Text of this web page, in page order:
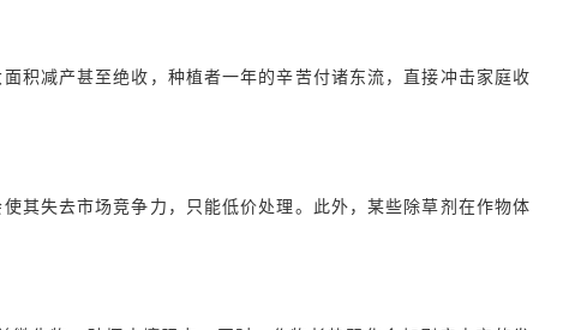
积减产甚至绝收，种植者一年的辛苦付诸东流，直接冲击家庭收
其失去市场竞争力，只能低价处理。此外，某些除草剂在作物体